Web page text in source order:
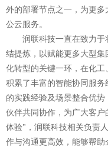
外的部署节点之一，为更
公云服务。
润联科技一直在致力
结提炼，以赋能更多大型
化转型的关键一环，在化
积累了丰富的智能协同服
的实践经验及场景整合优
伙伴共同协作，为广大客
体验"，润联科技相关负责
作与沟通更高效，能够帮